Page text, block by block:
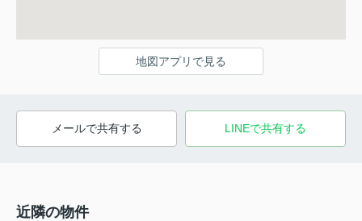
地図アプリで見る
メールで共有する LINEで共有する
近隣の物件